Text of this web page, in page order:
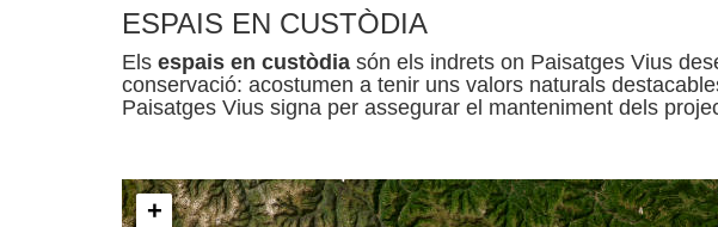
ESPAIS EN CUSTÒDIA
Els espais en custòdia són els indrets on Paisatges Vius
conservació: acostumen a tenir uns valors naturals
Paisatges Vius signa per assegurar el manteniment dels
+